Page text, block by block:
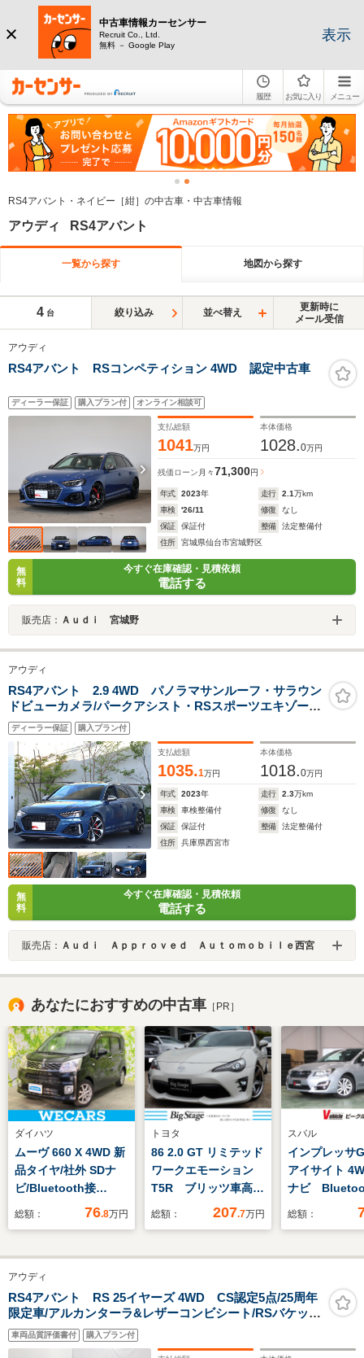
中古車情報カーセンサー
Recruit Co., Ltd.
無料 － Google Play
表示
履歴 お気に入り メニュー
RS4アバント・ネイビー［紺］の中古車・中古車情報
アウディ RS4アバント
一覧から探す 地図から探す
4 台 絞り込み 並べ替え
更新時に
メール受信
アウディ
RS4アバント RSコンペティション 4WD 認定中古車
ディーラー保証 購入プラン付 オンライン相談可
支払総額
1041万円
本体価格
1028.0万円
残価ローン 月々71,300円
年式 2023年 走行 2.1万km
車検
'26/11 修復
なし
保証
保証付 整備
法定整備付
住所
宮城県仙台市宮城野区
無
料
今すぐ在庫確認・見積依頼
電話する
販売店： Ａｕｄｉ 宮城野
アウディ
RS4アバント 2.9 4WD パノラマサンルーフ・サラウン
ドビューカメラ/パークアシスト・RSスポーツエキゾース
ト・プライバシーガラス・ブレーキキャリパー レッド・
シートヒーター (フロント/リヤ)・スマートフォンワイヤ
レスチャージング
ディーラー保証 購入プラン付
支払総額
1035.1万円
本体価格
1018.0万円
年式 2023年 走行 2.3万km
車検
車検整備付 修復
なし
保証
保証付 整備
法定整備付
住所
兵庫県西宮市
無
料
今すぐ在庫確認・見積依頼
電話する
販売店： Ａｕｄｉ Ａｐｐｒｏｖｅｄ Ａｕｔｏｍｏｂｉｌｅ西宮
あなたにおすすめの中古車 ［PR］
ダイハツ
ムーヴ 660 X 4WD 新
品タイヤ/社外 SDナ
ビ/Bluetooth接
続/ETC/ABS/横滑り防
エアバッグ 運転席/エ
アバッグ 助手席
総額： 76.8万円
トヨタ
86 2.0 GT リミテッド
ワークエモーション
T5R ブリッツ車高
調 純正ナビ DTV
クルーズコントロー
マートキー シートヒ
ーター トランクスル
ーラシート表皮
総額： 207.7万円
スバル
インプレッサ
アイサイト
ナビ
ックカメラ
総額：
アウディ
RS4アバント RS 25イヤーズ 4WD CS認定5点/25周年
限定車/アルカンターラ&レザーコンビシート/RSバケット
シート/RSスポーツエキゾーストシステムプラス/デコラ
ティブパネルカーボン/カーボンエンジンカバー/ブラック
車両品質評価書付 購入プラン付